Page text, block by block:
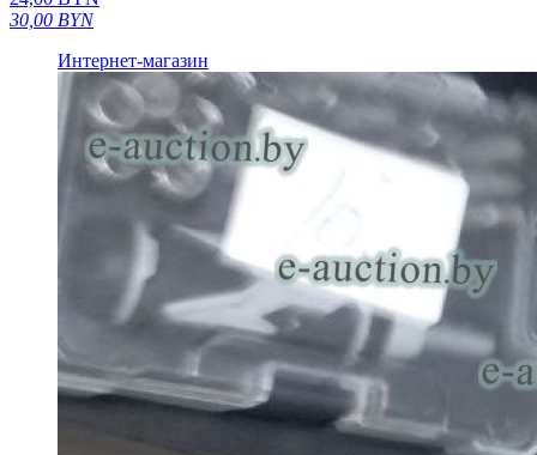
30,00 BYN
Интернет-магазин